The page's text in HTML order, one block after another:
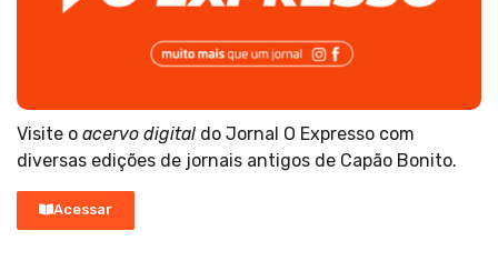
Visite o acervo digital do Jornal O Expresso com
diversas edições de jornais antigos de Capão Bonito.
Acessar